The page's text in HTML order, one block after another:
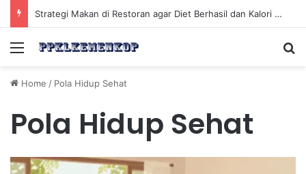
Strategi Makan di Restoran agar Diet Berhasil dan Kalori Tetap Terkontrol
Menu
Home / Pola Hidup Sehat
Pola Hidup Sehat